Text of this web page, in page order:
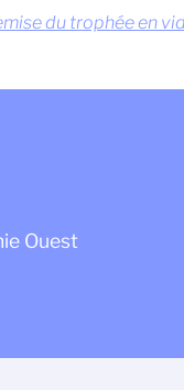
du trophée en
Ouest